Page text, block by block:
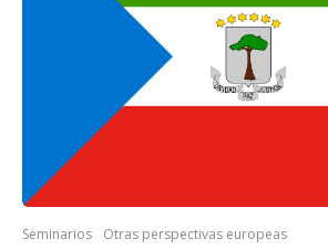
Seminarios Otras perspectivas europeas